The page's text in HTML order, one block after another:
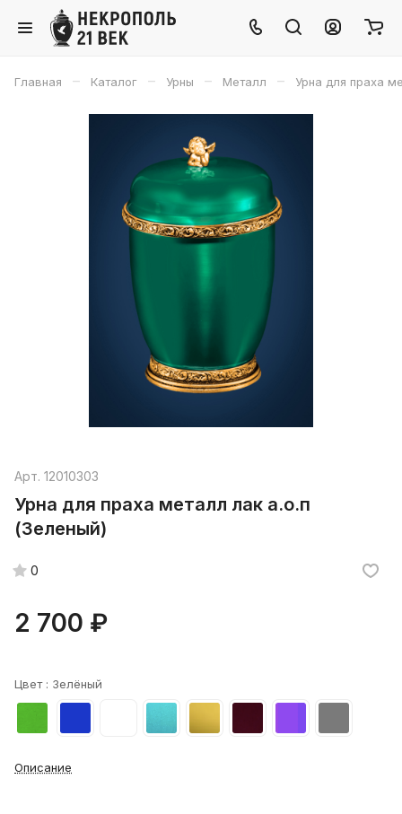
Главная – Каталог – Урны – Металл – Урна для праха
Арт. 12010303
Урна для праха металл лак а.о.п
(Зеленый)
0
2 700 ₽
Цвет : Зелёный
Описание